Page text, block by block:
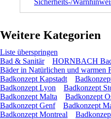
Sicherheits-/
Weitere Kategorien
Liste überspringen
Bad & Sanitär
HORNBACH
Bäder in Natürlichen und warmen
Badkonzept Kapstadt
Badkonzept Lyon
Badkonzept
Badkonzept Malta
Badkonzept
Badkonzept Genf
Badkonzept
Badkonzept Montreal